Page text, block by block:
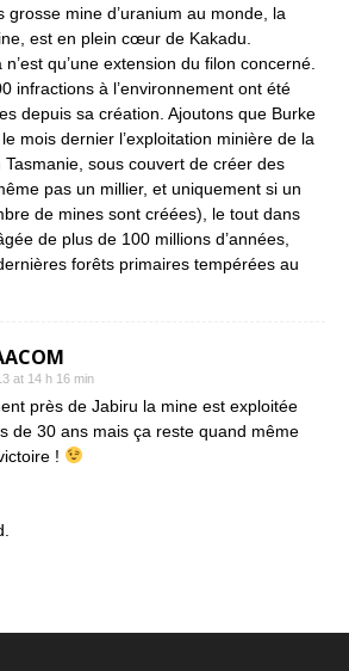
grosse mine d’uranium au monde, la
est en plein cœur de Kakadu.
qu’une extension du filon concerné.
infractions à l’environnement ont été
depuis sa création. Ajoutons que Burke
mois dernier l’exploitation minière de la
Tasmanie, sous couvert de créer des
pas un millier, et uniquement si un
de mines sont créées), le tout dans
de plus de 100 millions d’années,
forêts primaires tempérées au
at 14 h 16 min
près de Jabiru la mine est exploitée
de 30 ans mais ça reste quand même
!